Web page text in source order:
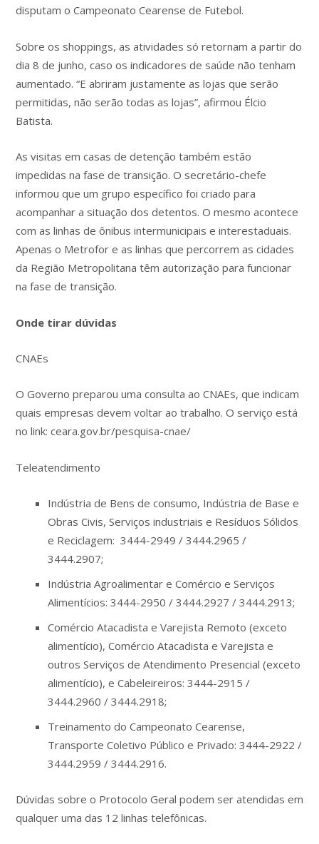
disputam o Campeonato Cearense de Futebol.
Sobre os shoppings, as atividades só retornam a partir do
dia 8 de junho, caso os indicadores de saúde não tenham
aumentado. “E abriram justamente as lojas que serão
permitidas, não serão todas as lojas”, afirmou Élcio
Batista.
As visitas em casas de detenção também estão
impedidas na fase de transição. O secretário-chefe
informou que um grupo específico foi criado para
acompanhar a situação dos detentos. O mesmo acontece
com as linhas de ônibus intermunicipais e interestaduais.
Apenas o Metrofor e as linhas que percorrem as cidades
da Região Metropolitana têm autorização para funcionar
na fase de transição.
Onde tirar dúvidas
CNAEs
O Governo preparou uma consulta ao CNAEs, que indicam
quais empresas devem voltar ao trabalho. O serviço está
no link: ceara.gov.br/pesquisa-cnae/
Teleatendimento
Indústria de Bens de consumo, Indústria de Base e
Obras Civis, Serviços industriais e Resíduos Sólidos
e Reciclagem: 3444-2949 / 3444.2965 /
3444.2907;
Indústria Agroalimentar e Comércio e Serviços
Alimentícios: 3444-2950 / 3444.2927 / 3444.2913;
Comércio Atacadista e Varejista Remoto (exceto
alimentício), Comércio Atacadista e Varejista e
outros Serviços de Atendimento Presencial (exceto
alimentício), e Cabeleireiros: 3444-2915 /
3444.2960 / 3444.2918;
Treinamento do Campeonato Cearense,
Transporte Coletivo Público e Privado: 3444-2922 /
3444.2959 / 3444.2916.
Dúvidas sobre o Protocolo Geral podem ser atendidas em
qualquer uma das 12 linhas telefônicas.